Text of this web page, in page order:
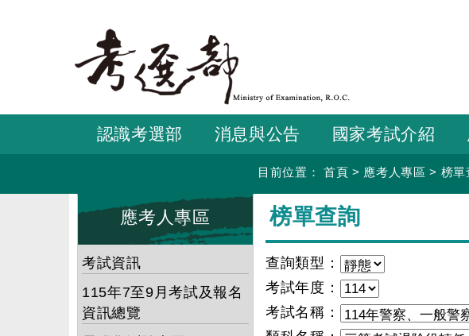
要
容
認識考選部 消息與公告 國家考試介紹
目前位置： 首頁 > 應考人專區 > 榜單
應考人專區
考試資訊
115年7至9月考試及報名
資訊總覽
:::
榜單查詢
查詢類型：
考試年度：
考試名稱：